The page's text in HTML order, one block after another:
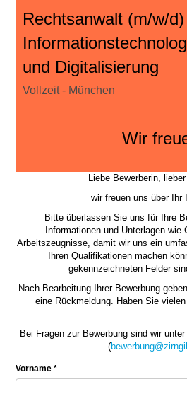
Rechtsanwalt (m/w/
und Digitalisierung
Vollzeit - München
Wir
Liebe Bewerberin,
wir freuen uns über Ihr
Bitte überlassen Sie uns für Ihre
Informationen und Unterlagen wie
Arbeitszeugnisse, damit wir uns ein
Ihren Qualifikationen machen
gekennzeichneten Felder
Nach Bearbeitung Ihrer Bewerbung
eine Rückmeldung. Haben Sie
Bei Fragen zur Bewerbung sind wir
(
Vorname *